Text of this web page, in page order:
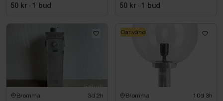
50 kr · 1 bud 50 kr · 1 bud
Bromma 3d 2h Bromma 10d 3h
Oanvänd